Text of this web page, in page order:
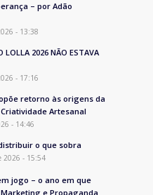
– por Adão
- 13:38
LOLLA 2026 NÃO ESTAVA
- 17:16
retorno às origens da
Artesanal
- 14:46
o que sobra
2026 - 15:54
jogo – o ano em que
e Propaganda